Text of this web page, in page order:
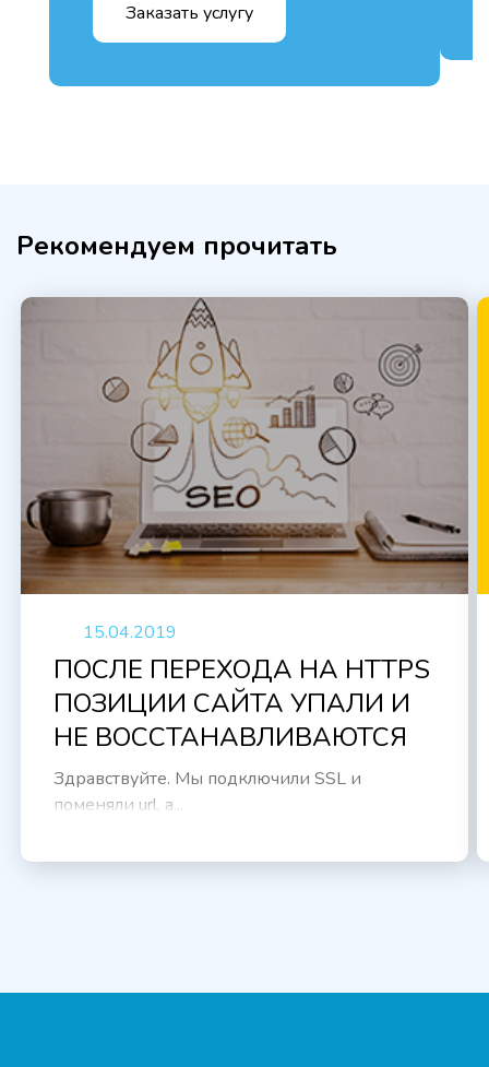
Заказать услугу
Рекомендуем прочитать
15.04.2019
ПОСЛЕ ПЕРЕХОДА НА HTTPS
ПОЗИЦИИ САЙТА УПАЛИ И
НЕ ВОССТАНАВЛИВАЮТСЯ
Здравствуйте. Мы подключили SSL и
поменяли url, а...